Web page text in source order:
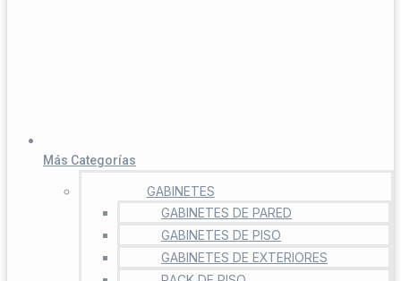
Más Categorías
GABINETES
GABINETES DE PARED
GABINETES DE PISO
GABINETES DE EXTERIORES